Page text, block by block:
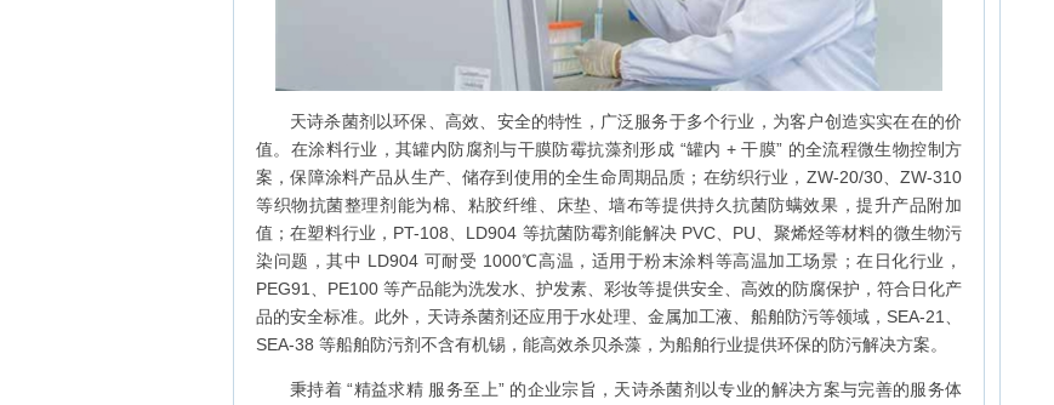
天诗杀菌剂以环保、高效、安全的特性，广泛服务于多个行业，为客户创造实实在在的价
值。在涂料行业，其罐内防腐剂与干膜防霉抗藻剂形成 “罐内 + 干膜” 的全流程微生物控制方
案，保障涂料产品从生产、储存到使用的全生命周期品质；在纺织行业，ZW-20/30、ZW-310
等织物抗菌整理剂能为棉、粘胶纤维、床垫、墙布等提供持久抗菌防螨效果，提升产品附加
值；在塑料行业，PT-108、LD904 等抗菌防霉剂能解决 PVC、PU、聚烯烃等材料的微生物污
染问题，其中 LD904 可耐受 1000℃高温，适用于粉末涂料等高温加工场景；在日化行业，
PEG91、PE100 等产品能为洗发水、护发素、彩妆等提供安全、高效的防腐保护，符合日化产
品的安全标准。此外，天诗杀菌剂还应用于水处理、金属加工液、船舶防污等领域，SEA-21、
SEA-38 等船舶防污剂不含有机锡，能高效杀贝杀藻，为船舶行业提供环保的防污解决方案。
秉持着 “精益求精 服务至上” 的企业宗旨，天诗杀菌剂以专业的解决方案与完善的服务体